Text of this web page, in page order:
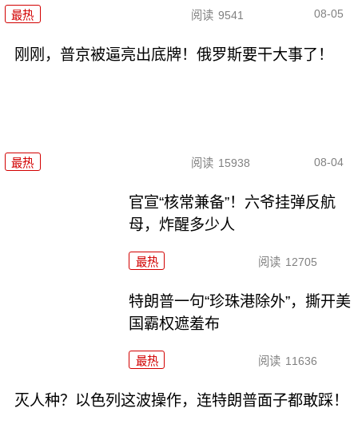
最热 阅读 9541 08-05
刚刚，普京被逼亮出底牌！俄罗斯要干大事了！
最热 阅读 15938 08-04
官宣“核常兼备”！六爷挂弹反航
母，炸醒多少人
最热 阅读 12705
特朗普一句“珍珠港除外”，撕开美
国霸权遮羞布
最热 阅读 11636
灭人种？以色列这波操作，连特朗普面子都敢踩！